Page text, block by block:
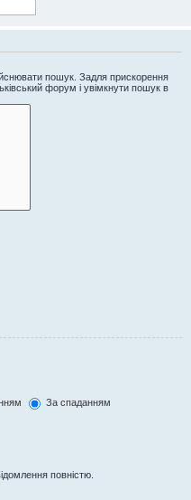
пошук. Задля прискорення
форум і увімкнути пошук в
За спаданням
повністю.